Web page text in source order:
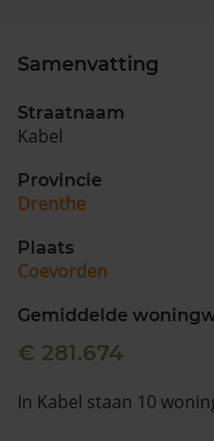
Samenvatting
Straatnaam
Kabel
Provincie
Drenthe
Plaats
Coevorden
Gemiddelde
€ 281.674
In Kabel staan 10